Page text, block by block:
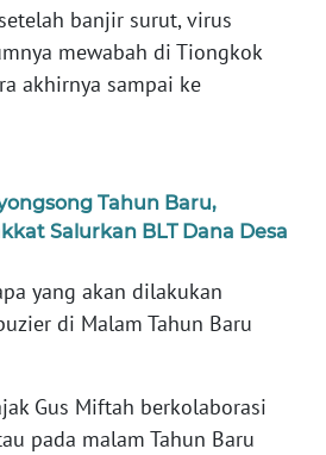
banjir surut, virus
mewabah di Tiongkok
akhirnya sampai ke
Tahun Baru,
Salurkan BLT Dana Desa
yang akan dilakukan
di Malam Tahun Baru
Gus Miftah berkolaborasi
pada malam Tahun Baru